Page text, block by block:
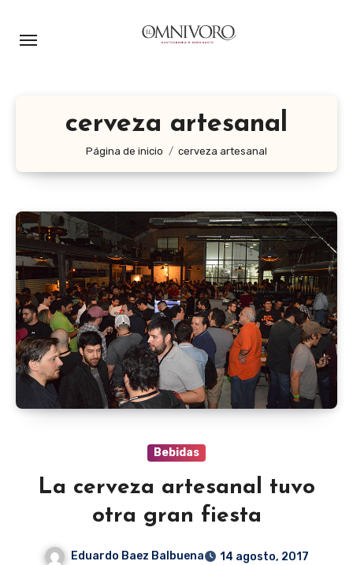
cerveza artesanal
Página de inicio cerveza artesanal
Bebidas
La cerveza artesanal tuvo
otra gran fiesta
Eduardo Baez Balbuena
14 agosto, 2017